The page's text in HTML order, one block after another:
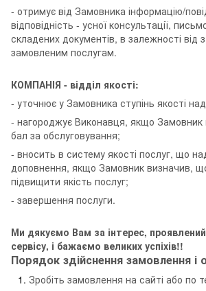
- отримує від Замовника інформацію/
відповідність - усної консультації,
складених документів, в залежності від
замовленим послугам.
КОМПАНІЯ - відділ якості:
- уточнює у Замовника ступінь якості
- нагороджує Виконавця, якщо Замовник
бал за обслуговування;
- вносить в систему якості послуг, що
доповнення, якщо Замовник визначив, що
підвищити якість послуг;
- завершення послуги.
Ми дякуємо Вам за інтерес,
сервісу, і бажаємо великих успіхів!!
Порядок здійснення замовлення і
Зробіть замовлення на сайті або по